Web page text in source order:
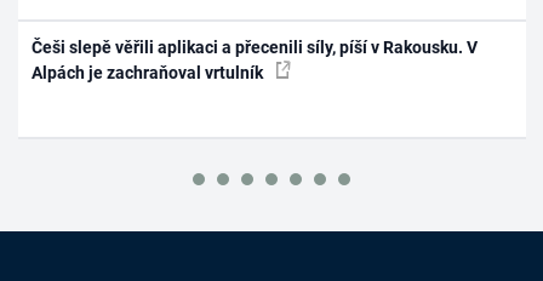
Češi slepě věřili aplikaci a přecenili síly, píší v Rakousku. V
Alpách je zachraňoval vrtulník